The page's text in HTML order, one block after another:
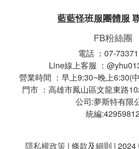
藍藍怪班服團體服
FB粉絲團
電話 ：07-
Line線上客服 ：
營業時間 ：早上9:30~晚上6:30(
門市 ：高雄市鳳山區文龍東路
公司:夢斯特有限
統編
隱私權政策| 條款及細則 | 2024